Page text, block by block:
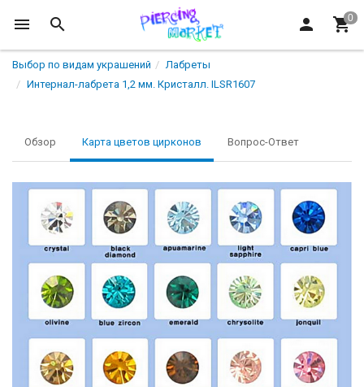
Выбор по видам украшений
Лабреты
Интернал-лабрета 1,2 мм. Кристалл. ILSR1607
Обзор Карта цветов цирконов Вопрос-Ответ